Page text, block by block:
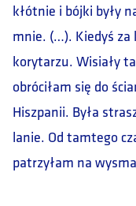
kłótnie i bójki były
mnie. (…). Kiedyś za
korytarzu. Wisiały
obróciłam się do
Hiszpanii. Była
lanie. Od tamtego
patrzyłam na